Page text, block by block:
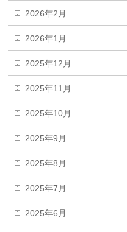
2026年2月
2026年1月
2025年12月
2025年11月
2025年10月
2025年9月
2025年8月
2025年7月
2025年6月